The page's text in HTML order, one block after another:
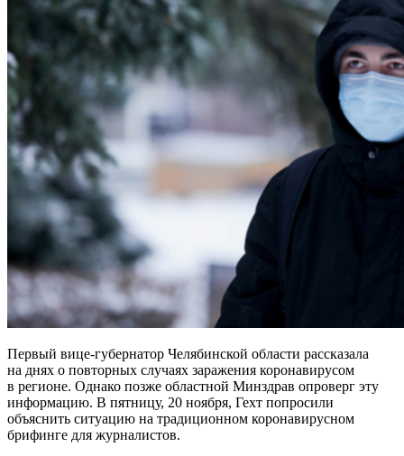
Первый вице-губернатор Челябинской области рассказала
на днях о повторных случаях заражения коронавирусом
в регионе. Однако позже областной Минздрав опроверг эту
информацию. В пятницу, 20 ноября, Гехт попросили
объяснить ситуацию на традиционном коронавирусном
брифинге для журналистов.